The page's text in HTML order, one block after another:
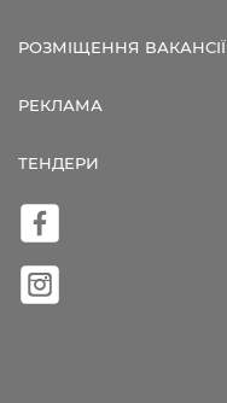
РОЗМІЩЕННЯ ВАКАНСІЇ
РЕКЛАМА
ТЕНДЕРИ